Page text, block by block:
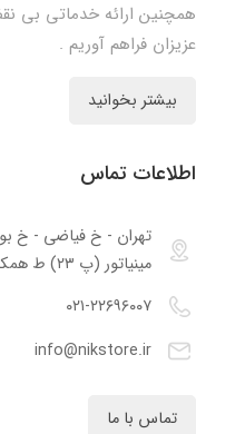
همچنین ارائه خدماتی بی
عزیزان فراهم آوریم .
بیشتر بخوانید
اطلاعات تماس
تهران - خ فیاضی - خ
مینیاتور (پ ۲۳) ط همکف واحد ۶
۰۲۱-۲۲۶۹۶۰۰۷
info@nikstore.ir
تماس با ما